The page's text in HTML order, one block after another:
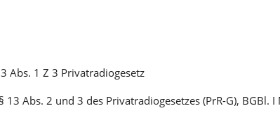
Abs. 1 Z 3 Privatradiogesetz
Abs. 2 und 3 des Privatradiogesetzes (PrR-G),